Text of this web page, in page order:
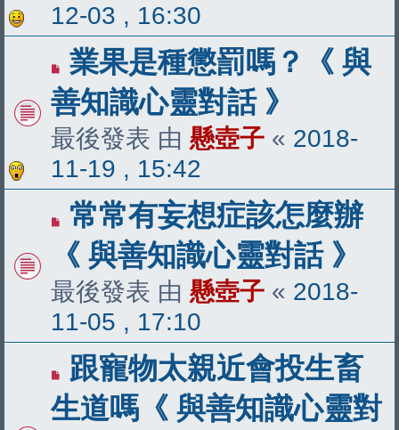
12-03 , 16:30
業果是種懲罰嗎？《 與
善知識心靈對話 》
最後發表 由 懸壺子 « 2018-
11-19 , 15:42
常常有妄想症該怎麼辦
《 與善知識心靈對話 》
最後發表 由 懸壺子 « 2018-
11-05 , 17:10
跟寵物太親近會投生畜
生道嗎《 與善知識心靈對